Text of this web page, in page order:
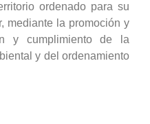
ordenado para su
mediante la promoción y
y cumplimiento de la
y del ordenamiento